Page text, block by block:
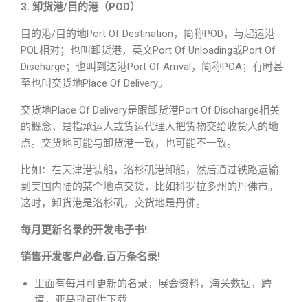
3. 卸货港/目的港（POD）
目的港/目的地Port Of Destination，简称POD，与起运港
POL相对；也叫卸货港，英文Port Of Unloading或Port Of
Discharge；也叫到达港Port Of Arrival，简称POA；有时甚
至也叫交货地Place Of Delivery。
交货地Place Of Delivery是跟卸货港Port Of Discharge相关
的概念，是指承运人或货运代理人把货物交给收货人的地
点。交货地可能与卸货港一致，也可能不一致。
比如：在天津港装船，洛杉矶港卸船，然后通过铁路运输
到美国内陆的某个地点交货，比如科罗拉多州的丹佛市。
这时，卸货港是洛杉矶，交货地是丹佛。
每月更新名录的开发电子书!
销售开发客户必备,百万条名录!
里面有每月可更新的名录，展会资料，海关数据，跨